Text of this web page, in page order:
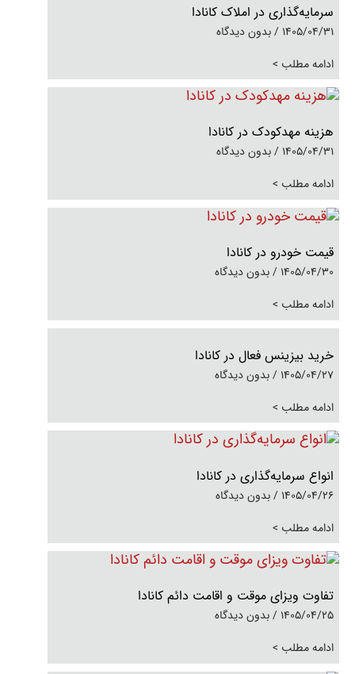
سرمایه‌گذاری در املاک کانادا
1405/04/31
بدون دیدگاه
ادامه مطلب >
هزینه مهدکودک در کانادا
1405/04/31
بدون دیدگاه
ادامه مطلب >
قیمت خودرو در کانادا
1405/04/30
بدون دیدگاه
ادامه مطلب >
خرید بیزینس فعال در کانادا
1405/04/27
بدون دیدگاه
ادامه مطلب >
انواع سرمایه‌گذاری در کانادا
1405/04/26
بدون دیدگاه
ادامه مطلب >
تفاوت ویزای موقت و اقامت دائم کانادا
1405/04/25
بدون دیدگاه
ادامه مطلب >